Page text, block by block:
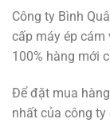
Công ty Bình
cấp máy ép cám
100% hàng mới
Để đặt mua
nhất của công